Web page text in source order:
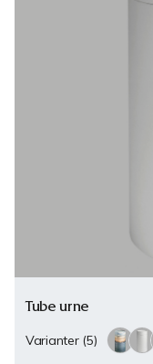
Tube urne
Varianter (5)